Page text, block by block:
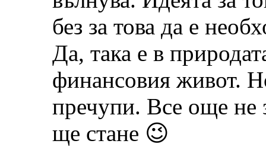
без за това да е
Да, така е в
финансовия живот.
пречупи. Все още не
ще стане 😉